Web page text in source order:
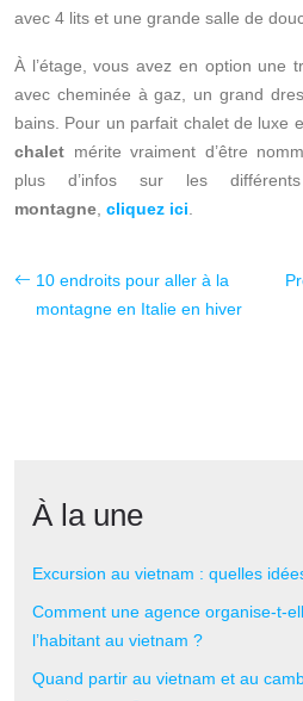
avec 4 lits et une grande salle de
À l’étage, vous avez en option une
avec cheminée à gaz, un grand
bains. Pour un parfait chalet de luxe
chalet mérite vraiment d’être
plus d’infos sur les
montagne cliquez ici
10 endroits pour aller à la
montagne en Italie en hiver
À la une
Excursion au vietnam : quelles
Comment une agence organise-t-
l’habitant au vietnam ?
Quand partir au vietnam et au